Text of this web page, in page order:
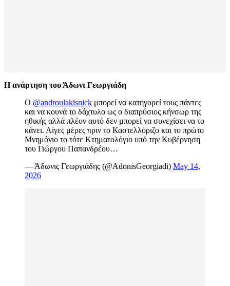
Η ανάρτηση του Άδωνι Γεωργιάδη
Ο @androulakisnick μπορεί να κατηγορεί τους πάντες
και να κουνά το δάχτυλο ως ο διαπρύσιος κήνσωρ της
ηθικής αλλά πλέον αυτό δεν μπορεί να συνεχίσει να το
κάνει. Λίγες μέρες πριν το Καστελλόριζο και το πρώτο
Μνημόνιο το τότε Κτηματολόγιο υπό την Κυβέρνηση
του Γιώργου Παπανδρέου…
— Άδωνις Γεωργιάδης (@AdonisGeorgiadi) May 14,
2026